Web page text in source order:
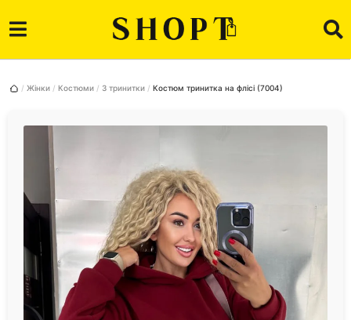
Жінки Костюми З тринитки Костюм тринитка на флісі (7004)